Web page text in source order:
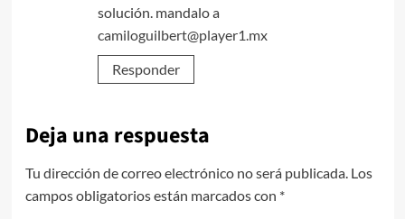
solución. mandalo a
camiloguilbert@player1.mx
Responder
Deja una respuesta
Tu dirección de correo electrónico no será publicada. Los
campos obligatorios están marcados con *